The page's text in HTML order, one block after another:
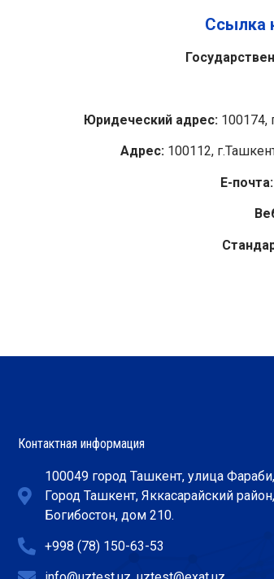
Ссылка
Юридеческий адрес:100174,
Адрес: 100112,
E-почта:
Контактная информация
100049 город Ташкент, улица
Город Ташкент, Яккасарайский
Богибостон, дом 210.
+998 (78) 150-63-53